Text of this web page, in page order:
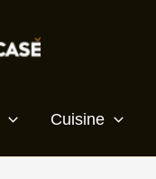
Cuisine